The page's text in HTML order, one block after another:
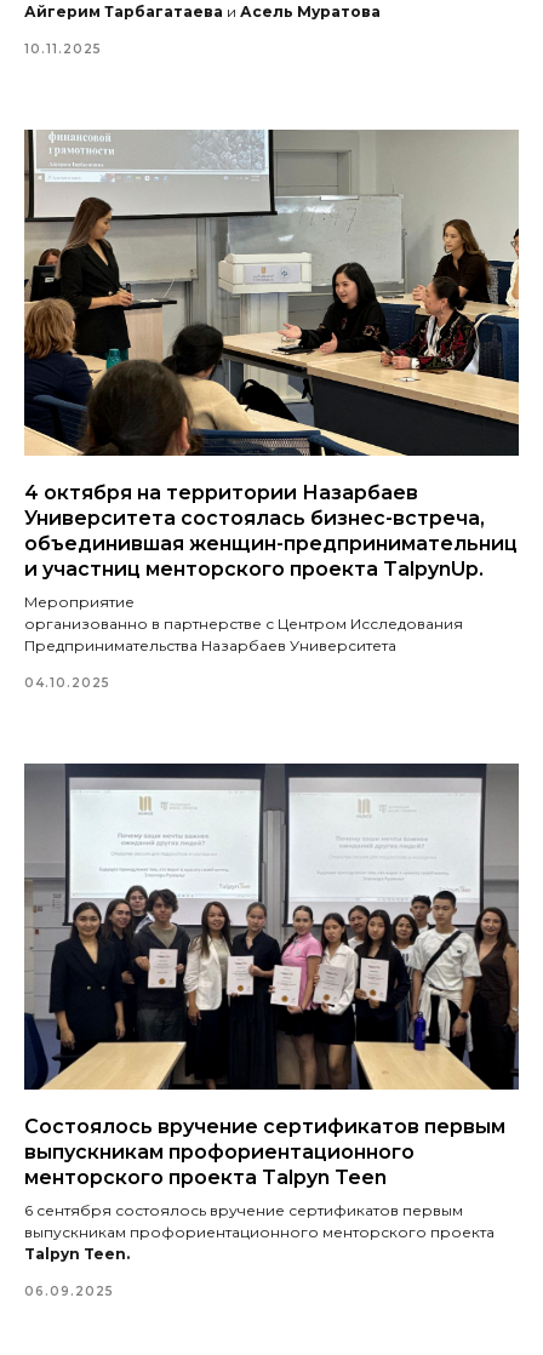
Айгерим Тарбагатаева и Асель Муратова
10.11.2025
4 октября на территории Назарбаев
Университета состоялась бизнес-встреча,
объединившая женщин-предпринимательниц
и участниц менторского проекта TalpynUp.
Мероприятие
организованно в партнерстве с Центром Исследования
Предпринимательства Назарбаев Университета
04.10.2025
Состоялось вручение сертификатов первым
выпускникам профориентационного
менторского проекта Talpyn Teen
6 сентября состоялось вручение сертификатов первым
выпускникам профориентационного менторского проекта
Talpyn Teen.
06.09.2025